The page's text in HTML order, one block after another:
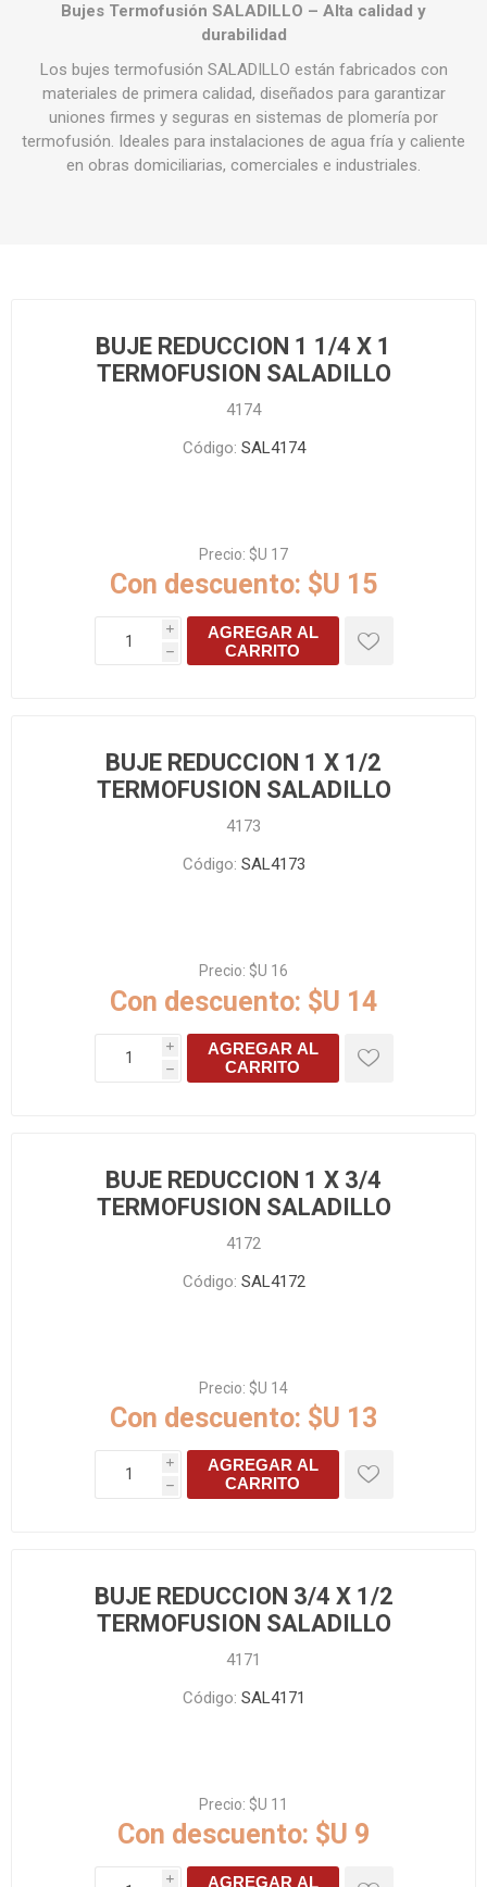
Bujes Termofusión SALADILLO – Alta calidad y
durabilidad
Los bujes termofusión SALADILLO están fabricados con
materiales de primera calidad, diseñados para garantizar
uniones firmes y seguras en sistemas de plomería por
termofusión. Ideales para instalaciones de agua fría y caliente
en obras domiciliarias, comerciales e industriales.
BUJE REDUCCION 1 1/4 X 1
TERMOFUSION SALADILLO
4174
Código: SAL4174
Precio: $U 17
Con descuento: $U 15
i
h
AGREGAR AL
CARRITO
BUJE REDUCCION 1 X 1/2
TERMOFUSION SALADILLO
4173
Código: SAL4173
Precio: $U 16
Con descuento: $U 14
i
h
AGREGAR AL
CARRITO
BUJE REDUCCION 1 X 3/4
TERMOFUSION SALADILLO
4172
Código: SAL4172
Precio: $U 14
Con descuento: $U 13
i
h
AGREGAR AL
CARRITO
BUJE REDUCCION 3/4 X 1/2
TERMOFUSION SALADILLO
4171
Código: SAL4171
Precio: $U 11
Con descuento: $U 9
i AGREGAR AL